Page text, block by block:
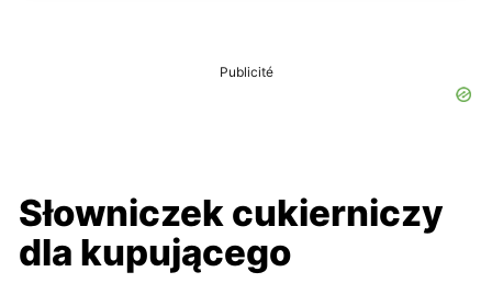
Publicité
Słowniczek cukierniczy
dla kupującego